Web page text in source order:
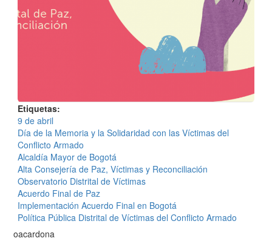
Etiquetas
9 de abril
Día de la Memoria y la Solidaridad con las Víctimas del
Conflicto Armado
Alcaldía Mayor de Bogotá
Alta Consejería de Paz, Víctimas y Reconciliación
Observatorio Distrital de Víctimas
Acuerdo Final de Paz
Implementación Acuerdo Final en Bogotá
Política Pública Distrital de Víctimas del Conflicto Armado
oacardona